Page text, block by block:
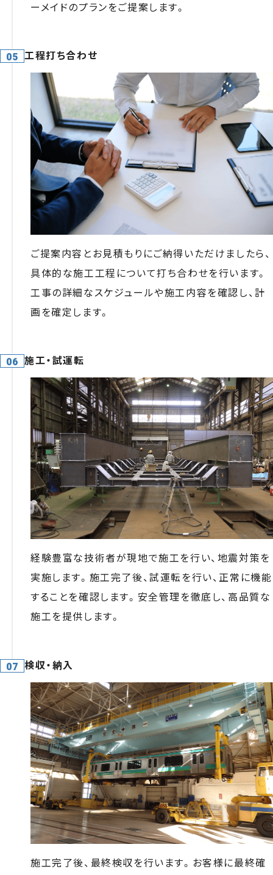
ーメイドのプランをご提案します。
工程打ち合わせ
ご提案内容とお見積もりにご納得いただけましたら、
具体的な施工工程について打ち合わせを行います。
工事の詳細なスケジュールや施工内容を確認し、計
画を確定します。
施工・試運転
経験豊富な技術者が現地で施工を行い、地震対策を
実施します。施工完了後、試運転を行い、正常に機能
することを確認します。安全管理を徹底し、高品質な
施工を提供します。
検収・納入
施工完了後、最終検収を行います。お客様に最終確